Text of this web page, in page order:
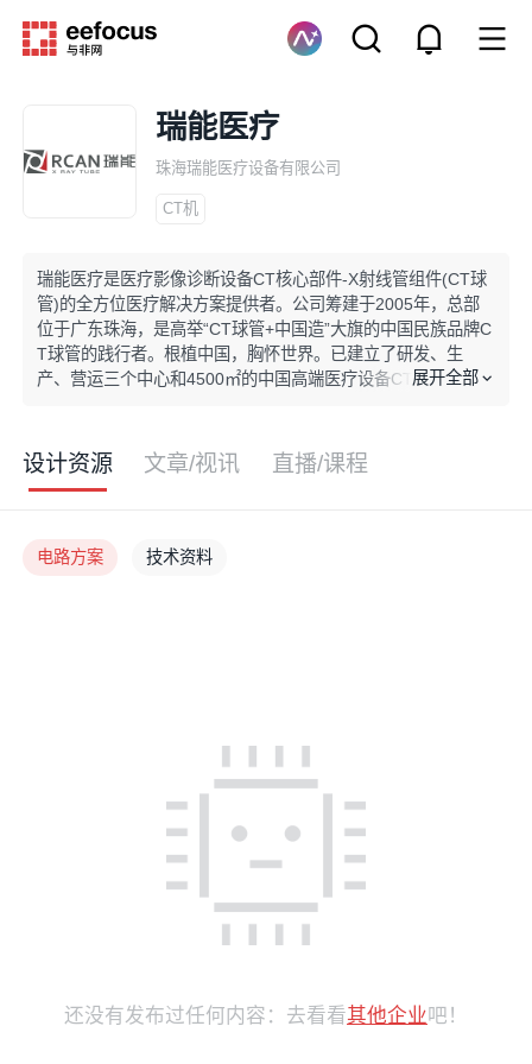
瑞能医疗
珠海瑞能医疗设备有限公司
CT机
瑞能医疗是医疗影像诊断设备CT核心部件-X射线管组件(CT球
管)的全方位医疗解决方案提供者。公司筹建于2005年，总部
位于广东珠海，是高举“CT球管+中国造”大旗的中国民族品牌C
T球管的践行者。根植中国，胸怀世界。已建立了研发、生
产、营运三个中心和4500㎡的中国高端医疗设备CT球管及技
医检政合作模式，为瑞能实现打造中国自己的世界级高端CT球
管的宏伟远景奠定坚实的基础。突破垄断，普及国产智造，提
展开全部
设计资源 文章/视讯 直播/课程
电路方案 技术资料
还没有发布过任何内容：去看看其他企业吧！